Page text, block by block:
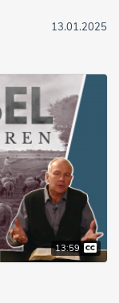
13.01.2025
13:59